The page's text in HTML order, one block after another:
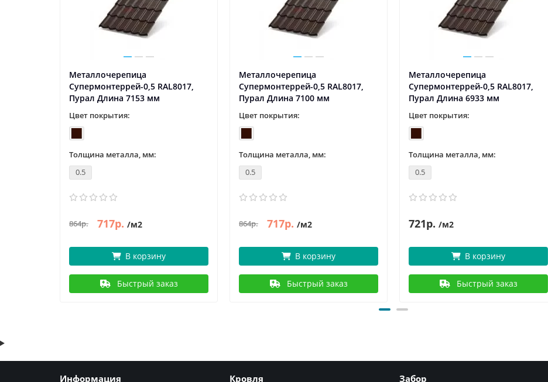
Металлочерепица
Супермонтеррей-0,5 RAL8017,
Пурал Длина 7153 мм
Цвет покрытия:
Толщина металла, мм:
0.5
864р. 717р. /м2
В корзину
Быстрый заказ
Металлочерепица
Супермонтеррей-0,5 RAL8017,
Пурал Длина 7100 мм
Цвет покрытия:
Толщина металла, мм:
0.5
864р. 717р. /м2
В корзину
Быстрый заказ
Металлочерепица
Супермонтеррей-0,5 RAL8017,
Пурал Длина 6933 мм
Цвет покрытия:
Толщина металла, мм:
0.5
721р. /м2
В корзину
Быстрый заказ
Информация Кровля Забор